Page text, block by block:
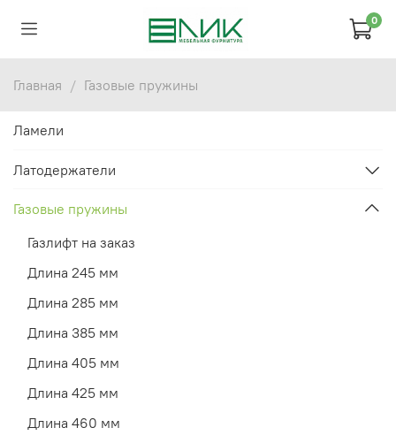
0
Главная Газовые пружины
Ламели
Латодержатели
Газовые пружины
Газлифт на заказ
Длина 245 мм
Длина 285 мм
Длина 385 мм
Длина 405 мм
Длина 425 мм
Длина 460 мм